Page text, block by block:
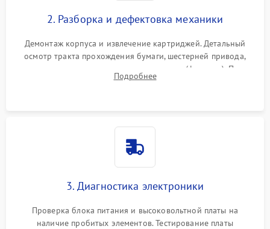
2. Разборка и дефектовка механики
Демонтаж корпуса и извлечение картриджей. Детальный
осмотр тракта прохождения бумаги, шестерней привода,
роликов захвата и узла термозакрепления (фьюзера). Поиск
физического износа и повреждений деталей.
Подробнее
3. Диагностика электроники
Проверка блока питания и высоковольтной платы на
наличие пробитых элементов. Тестирование платы